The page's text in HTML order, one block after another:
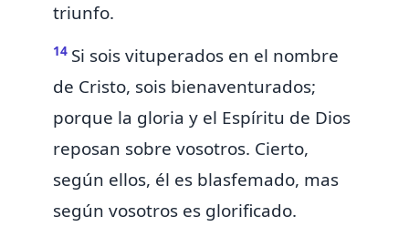
triunfo.
14 Si sois vituperados en el nombre
de Cristo, sois bienaventurados;
porque la gloria y el Espíritu de Dios
reposan sobre vosotros. Cierto,
según ellos, él es blasfemado, mas
según vosotros es glorificado.